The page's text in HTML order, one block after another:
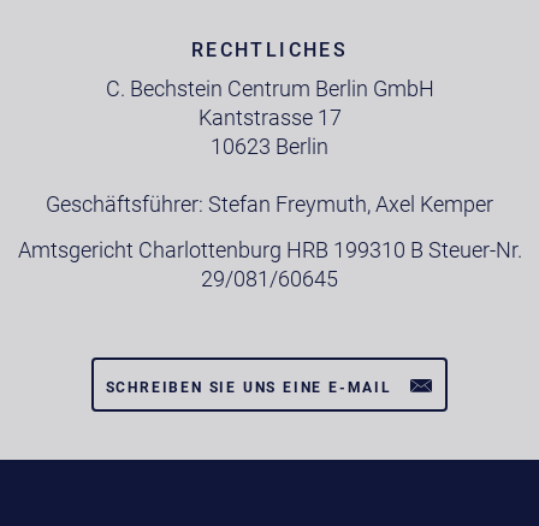
RECHTLICHES
C. Bechstein Centrum Berlin GmbH
Kantstrasse 17
10623 Berlin
Geschäftsführer: Stefan Freymuth, Axel Kemper
Amtsgericht Charlottenburg HRB 199310 B Steuer-Nr.
29/081/60645
SCHREIBEN SIE UNS EINE E-MAIL